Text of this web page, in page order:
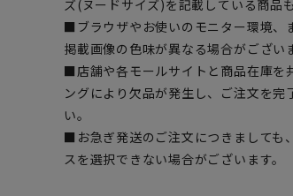
ズ(ヌードサイズ)を記載している商品
■ブラウザやお使いのモニター環境、
掲載画像の色味が異なる場合がござい
■店舗や各モールサイトと商品在庫を
ングにより欠品が発生し、ご注文を
い。
■お急ぎ発送のご注文につきましても
スを選択できない場合がございます。